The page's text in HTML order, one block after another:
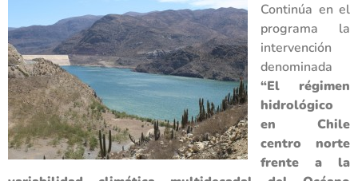
Continúa en el
programa la
intervención
denominada
“El régimen
hidrológico
en Chile
centro norte
frente a la